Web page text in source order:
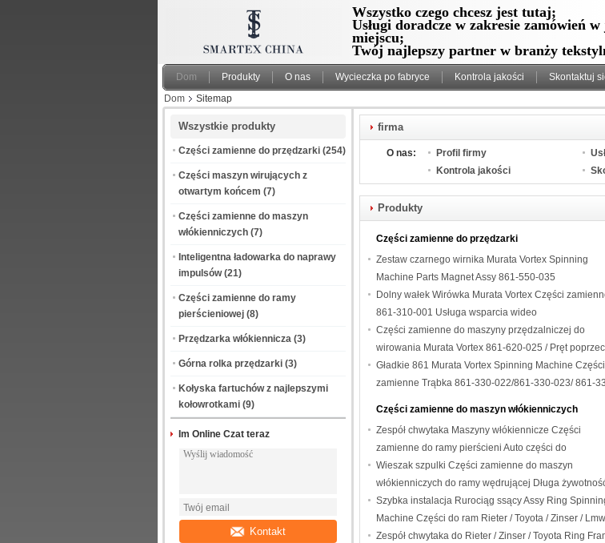
Wszystko czego chcesz jest tutaj;
Usługi doradcze w zakresie zamówień
miejscu;
Twój najlepszy partner w branży
Dom Produkty O nas Wycieczka po fabryce Kontrola jakości Skontaktuj
Dom
Sitemap
Wszystkie produkty
Części zamienne do przędzarki (254)
Części maszyn wirujących z
otwartym końcem (7)
Części zamienne do maszyn
włókienniczych (7)
Inteligentna ładowarka do naprawy
impulsów (21)
Części zamienne do ramy
pierścieniowej (8)
Przędzarka włókiennicza (3)
Górna rolka przędzarki (3)
Kołyska fartuchów z najlepszymi
kołowrotkami (9)
Im Online Czat teraz
Kontakt
firma
O nas: Profil firmy
Kontrola jakości
Produkty
Części zamienne do przędzarki
Zestaw czarnego wirnika Murata Vortex Spinning
Machine Parts Magnet Assy 861-550-035
Dolny wałek Wirówka Murata Vortex Części
861-310-001 Usługa wsparcia wideo
Części zamienne do maszyny przędzalniczej do
wirowania Murata Vortex 861-620-025 / Pręt
026-028
Gładkie 861 Murata Vortex Spinning Machine Części
zamienne Trąbka 861-330-022/861-330-023/ 861-
Części zamienne do maszyn włókienniczych
Zespół chwytaka Maszyny włókiennicze Części
zamienne do ramy pierścieni Auto części do
zdejmowania / tacka na kołki / hamulec ręczny /
środkowy kołek
Wieszak szpulki Części zamienne do maszyn
włókienniczych do ramy wędrującej Długa
Szybka instalacja Rurociąg ssący Assy Ring
Machine Części do ram Rieter / Toyota / Zinser /
Zespół chwytaka do Rieter / Zinser / Toyota Ring